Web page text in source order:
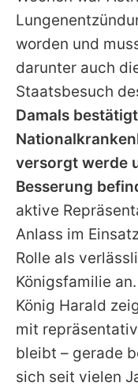
worden und
darunter auch
Staatsbesuch
Damals
versorgt werde
Besserung
aktive
Anlass im
Rolle als
Königsfamilie
König Harald
mit
bleibt – gerade
sich seit vielen